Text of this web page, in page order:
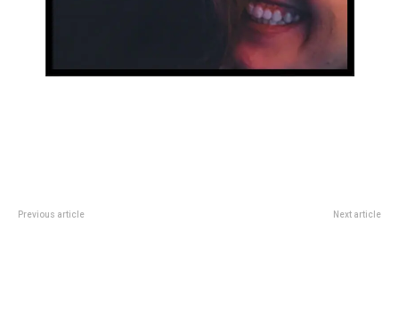
Previous article Next article